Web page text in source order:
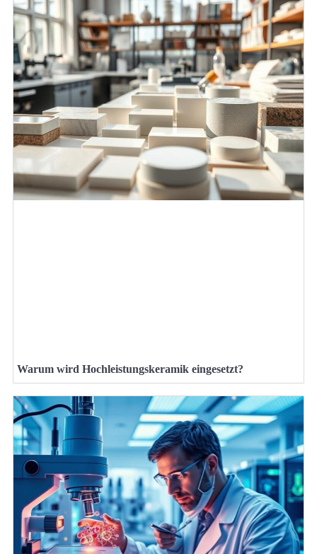
Warum wird Hochleistungskeramik eingesetzt?